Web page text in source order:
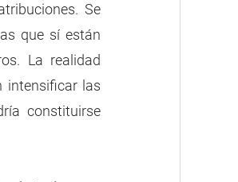
Se
que sí están
La realidad
intensificar las
constituirse